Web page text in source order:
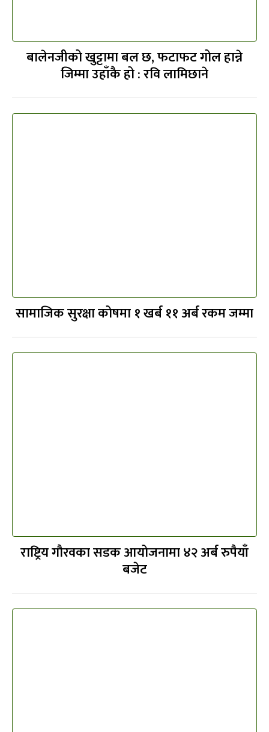
बालेनजीको खुट्टामा बल छ, फटाफट गोल हान्ने
जिम्मा उहाँकै हो : रवि लामिछाने
सामाजिक सुरक्षा कोषमा १ खर्ब ११ अर्ब रकम जम्मा
राष्ट्रिय गौरवका सडक आयोजनामा ४२ अर्ब रुपैयाँ
बजेट